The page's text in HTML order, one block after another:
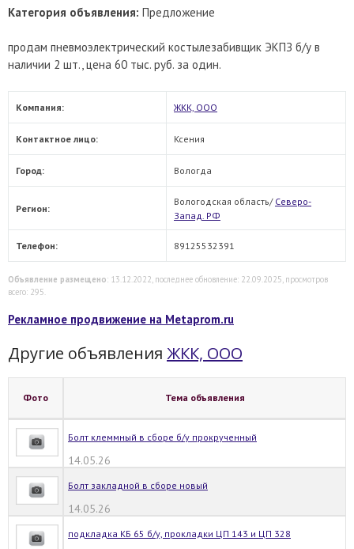
Категория объявления: Предложение
продам пневмоэлектрический костылезабивщик ЭКПЗ б/у в
наличии 2 шт., цена 60 тыс. руб. за один.
Компания: ЖКК, ООО
Контактное лицо: Ксения
Город: Вологда
Регион:
Вологодская область/ Северо-
Запад. РФ
Телефон: 89125532391
Объявление размещено: 13.12.2022, последнее обновление: 22.09.2025, просмотров
всего: 295.
Рекламное продвижение на Metaprom.ru
Другие объявления ЖКК, ООО
Фото Тема объявления
Болт клеммный в сборе б/у прокрученный
14.05.26
Болт закладной в сборе новый
14.05.26
подкладка КБ 65 б/у, прокладки ЦП 143 и ЦП 328